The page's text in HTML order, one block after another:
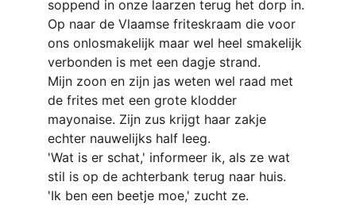
soppend in onze laarzen terug het dorp in.
Op naar de Vlaamse friteskraam die voor
ons onlosmakelijk maar wel heel smakelijk
verbonden is met een dagje strand.
Mijn zoon en zijn jas weten wel raad met
de frites met een grote klodder
mayonaise. Zijn zus krijgt haar zakje
echter nauwelijks half leeg.
'Wat is er schat,' informeer ik, als ze wat
stil is op de achterbank terug naar huis.
'Ik ben een beetje moe,' zucht ze.